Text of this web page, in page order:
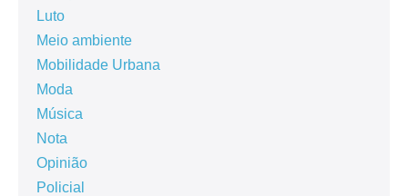
Luto
Meio ambiente
Mobilidade Urbana
Moda
Música
Nota
Opinião
Policial